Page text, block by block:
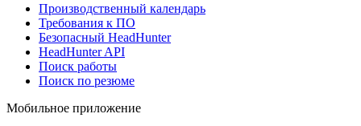
Производственный календарь
Требования к ПО
Безопасный HeadHunter
HeadHunter API
Поиск работы
Поиск по резюме
Мобильное приложение